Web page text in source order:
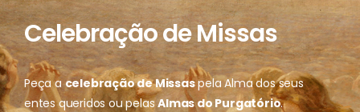
Celebração de Missas
Peça a celebração de Missaspela Alma dos seus
entes queridos ou pelasAlmas do Purgatório.